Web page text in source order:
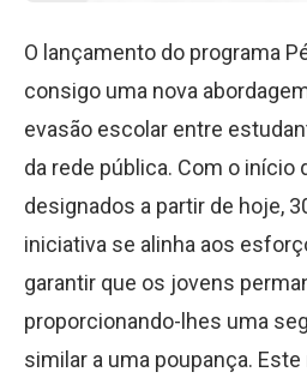
O lançamento do programa
consigo uma nova
evasão escolar entre
da rede pública. Com o início
designados a partir de hoje,
iniciativa se alinha aos
garantir que os jovens
proporcionando-lhes uma
similar a uma poupança.